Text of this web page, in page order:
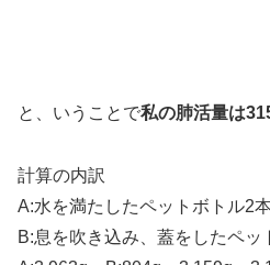
と、いうことで私の肺活量は
計算の内訳
A:水を満たしたペットボトル2
B:息を吹き込み、蓋をしたペッ